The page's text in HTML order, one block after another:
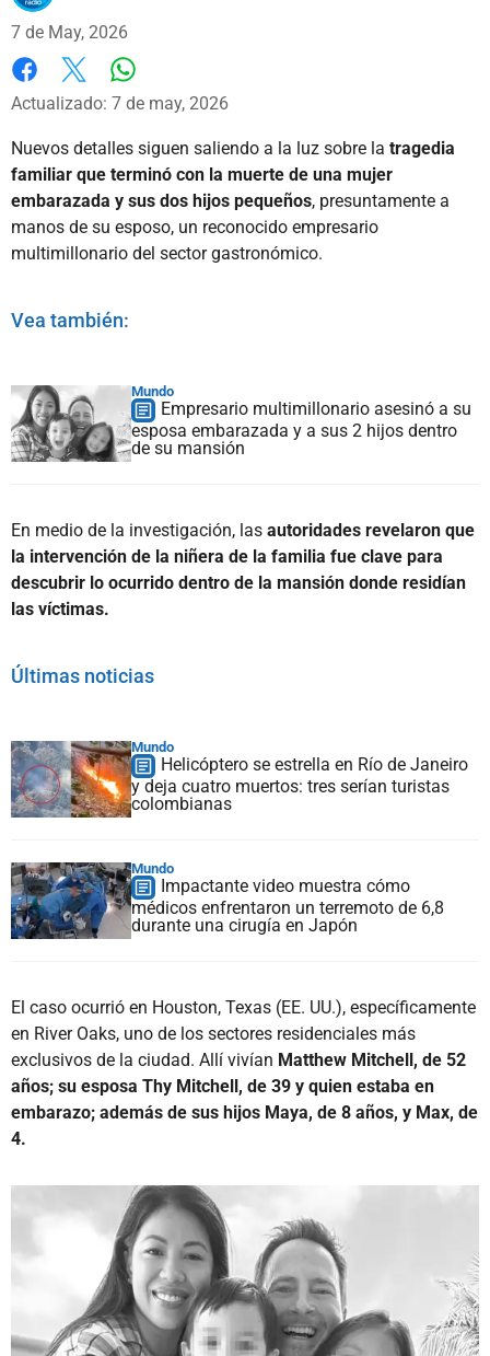
7 de May, 2026
Facebook
X
Actualizado: 7 de may, 2026
Nuevos detalles siguen saliendo a la luz sobre la tragedia
familiar que terminó con la muerte de una mujer
embarazada y sus dos hijos pequeños, presuntamente a
manos de su esposo, un reconocido empresario
multimillonario del sector gastronómico.
Vea también:
Mundo
Empresario multimillonario asesinó a su
esposa embarazada y a sus 2 hijos dentro
de su mansión
En medio de la investigación, las autoridades revelaron que
la intervención de la niñera de la familia fue clave para
descubrir lo ocurrido dentro de la mansión donde residían
las víctimas.
Últimas noticias
Mundo
Helicóptero se estrella en Río de Janeiro
y deja cuatro muertos: tres serían turistas
colombianas
Mundo
Impactante video muestra cómo
médicos enfrentaron un terremoto de 6,8
durante una cirugía en Japón
El caso ocurrió en Houston, Texas (EE. UU.), específicamente
en River Oaks, uno de los sectores residenciales más
exclusivos de la ciudad. Allí vivían Matthew Mitchell, de 52
años; su esposa Thy Mitchell, de 39 y quien estaba en
embarazo; además de sus hijos Maya, de 8 años, y Max, de
4.